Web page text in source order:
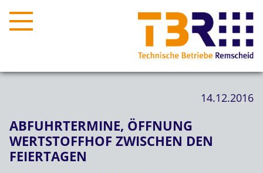
14.12.2016
ABFUHRTERMINE, ÖFFNUNG
WERTSTOFFHOF ZWISCHEN DEN
FEIERTAGEN